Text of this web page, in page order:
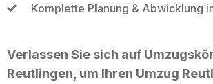
Komplette Planung & Abwicklung
Verlassen Sie sich auf
Reutlingen, um Ihren Umzug